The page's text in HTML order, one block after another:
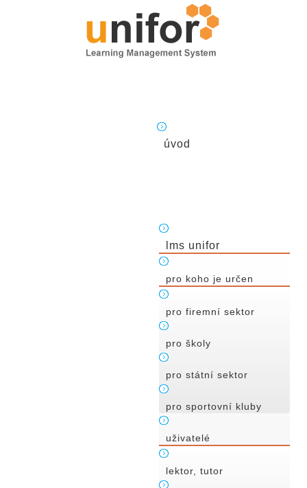
úvod
lms unifor
pro koho je určen
pro firemní sektor
pro školy
pro státní sektor
pro sportovní kluby
uživatelé
lektor, tutor